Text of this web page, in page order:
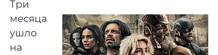
Три
месяца
ушло
на